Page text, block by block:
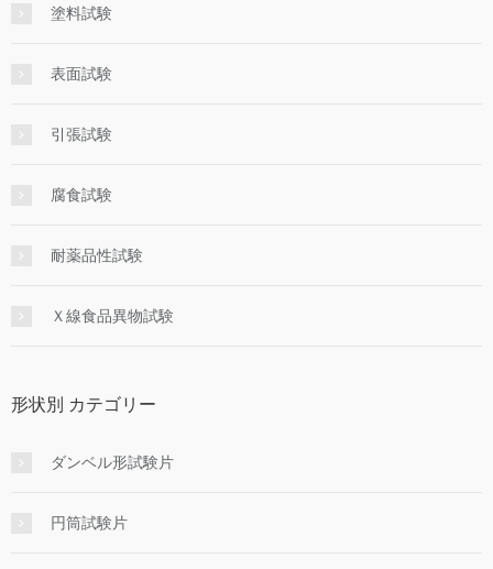
塗料試験
表面試験
引張試験
腐食試験
耐薬品性試験
Ｘ線食品異物試験
形状別 カテゴリー
ダンベル形試験片
円筒試験片